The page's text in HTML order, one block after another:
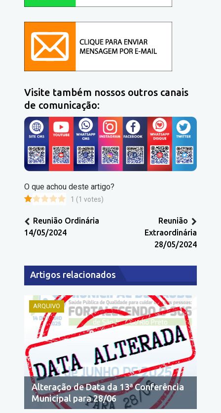
Visite também nossos outros canais
de comunicação:
O que achou deste artigo?
1 (1 votes)
Reunião Ordinária
14/05/2024
Reunião
Extraordinária
28/05/2024
Artigos relacionados
ARQUIVO
Alteração de Data da 13ª Conferência
Municipal para 28/06